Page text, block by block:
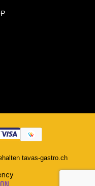
tavas-gastro.ch